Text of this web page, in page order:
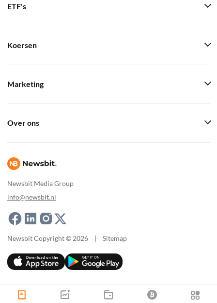
Newsbit Media Group
info@newsbit.nl
ETF's
Koersen
Marketing
Over ons
Newsbit Copyright © 2026 | Sitemap